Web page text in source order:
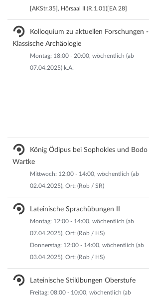
[AKStr.35] , Hörsaal II (R.1.01)[EA 28]
Kolloquium zu aktuellen Forschungen -
Klassische Archäologie
Montag: 18:00 - 20:00, wöchentlich (ab
07.04.2025) k.A.
König Ödipus bei Sophokles und Bodo
Wartke
Mittwoch: 12:00 - 14:00, wöchentlich (ab
02.04.2025), Ort: (Rob / SR)
Lateinische Sprachübungen II
Montag: 12:00 - 14:00, wöchentlich (ab
07.04.2025), Ort: (Rob / HS)
Donnerstag: 12:00 - 14:00, wöchentlich (ab
03.04.2025), Ort: (Rob / HS)
Lateinische Stilübungen Oberstufe
Freitag: 08:00 - 10:00, wöchentlich (ab